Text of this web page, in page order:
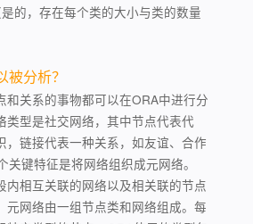
的，存在每个类的大小与类的数量
分析？
和关系的事物都可以在ORA中进行分
类型是社交网络，其中节点代表代
，链接代表一种关系，如友谊、合作
关键特征是将网络组织成元网络。
内相互关联的网络以及相关联的节点
元网络由一组节点类和网络组成。每